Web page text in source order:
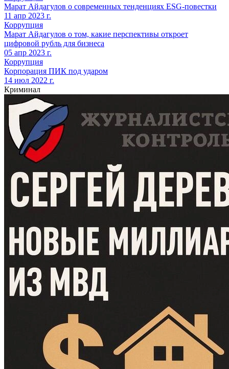
Марат Айдагулов о современных тенденциях ESG-повестки
11 апр 2023 г.
Коррупция
Марат Айдагулов о том, какие перспективы откроет
цифровой рубль для бизнеса
05 апр 2023 г.
Коррупция
Корпорация ПИК под ударом
14 июл 2022 г.
Криминал